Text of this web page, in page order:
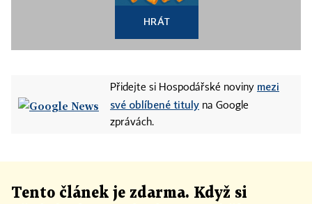
HRÁT
Přidejte si Hospodářské noviny mezi
své oblíbené tituly na Google
zprávách.
Tento článek je zdarma. Když si